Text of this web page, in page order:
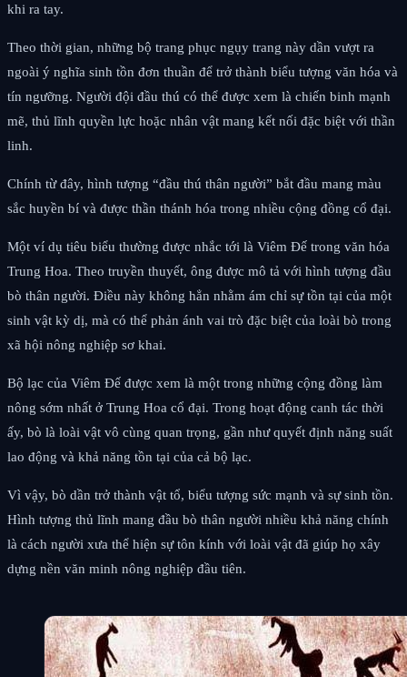
khi ra tay.
Theo thời gian, những bộ trang phục ngụy trang này dần vượt ra
ngoài ý nghĩa sinh tồn đơn thuần để trở thành biểu tượng văn hóa và
tín ngưỡng. Người đội đầu thú có thể được xem là chiến binh mạnh
mẽ, thủ lĩnh quyền lực hoặc nhân vật mang kết nối đặc biệt với thần
linh.
Chính từ đây, hình tượng “đầu thú thân người” bắt đầu mang màu
sắc huyền bí và được thần thánh hóa trong nhiều cộng đồng cổ đại.
Một ví dụ tiêu biểu thường được nhắc tới là Viêm Đế trong văn hóa
Trung Hoa. Theo truyền thuyết, ông được mô tả với hình tượng đầu
bò thân người. Điều này không hẳn nhằm ám chỉ sự tồn tại của một
sinh vật kỳ dị, mà có thể phản ánh vai trò đặc biệt của loài bò trong
xã hội nông nghiệp sơ khai.
Bộ lạc của Viêm Đế được xem là một trong những cộng đồng làm
nông sớm nhất ở Trung Hoa cổ đại. Trong hoạt động canh tác thời
ấy, bò là loài vật vô cùng quan trọng, gần như quyết định năng suất
lao động và khả năng tồn tại của cả bộ lạc.
Vì vậy, bò dần trở thành vật tổ, biểu tượng sức mạnh và sự sinh tồn.
Hình tượng thủ lĩnh mang đầu bò thân người nhiều khả năng chính
là cách người xưa thể hiện sự tôn kính với loài vật đã giúp họ xây
dựng nền văn minh nông nghiệp đầu tiên.